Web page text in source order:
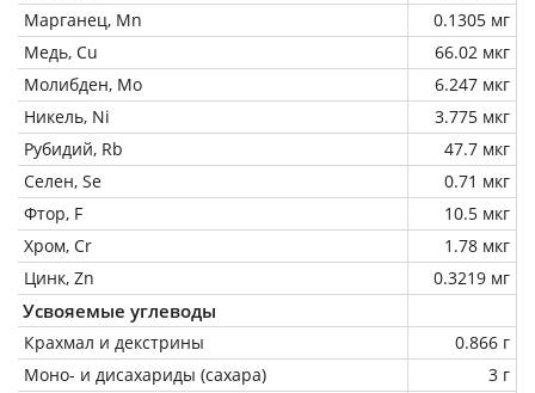
Марганец, Mn
0.1305 мг
Медь, Cu
66.02 мкг
Молибден, Mo
6.247 мкг
Никель, Ni
3.775 мкг
Рубидий, Rb
47.7 мкг
Селен, Se
0.71 мкг
Фтор, F
10.5 мкг
Хром, Cr
1.78 мкг
Цинк, Zn
0.3219 мг
Усвояемые углеводы
Крахмал и декстрины
0.866 г
Моно- и дисахариды (сахара)
3 г